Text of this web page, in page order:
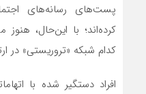
پست‌های رسانه‌های
کرده‌اند؛ با این‌حال،
کدام شبکه «تروریستی» در
افراد دستگیر شده با